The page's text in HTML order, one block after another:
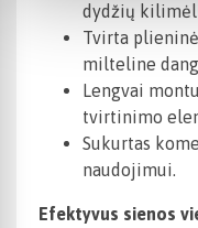
dydžių
Tvirta
milteline
Lengvai
tvirtinimo
Sukurtas
naudojimui.
Efektyvus sienos